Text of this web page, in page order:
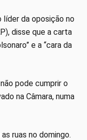
da oposição no
disse que a carta
e a “cara da
pode cumprir o
na Câmara, numa
ruas no domingo.